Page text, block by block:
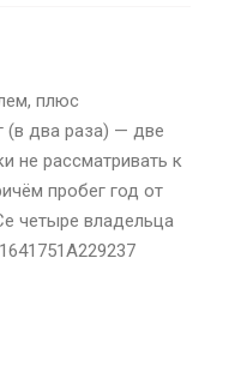
плюс
(в два раза) — две
не рассматривать к
пробег год от
четыре владельца